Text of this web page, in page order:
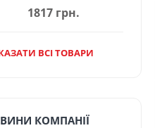
1817 грн.
ВСІ ТОВАРИ
КОМПАНІЇ